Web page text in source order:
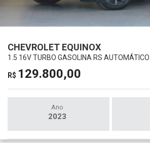
CHEVROLET EQUINOX
1.5 16V TURBO GASOLINA RS AUTOMÁTICO
R$ 129.800,00
Ano
2023